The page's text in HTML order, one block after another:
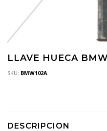
LLAVE HUECA
SKU: BMW102A
DESCRIPCION